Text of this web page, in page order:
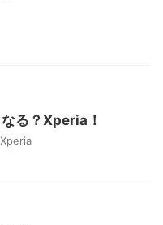
る？Xperia！
Xperia